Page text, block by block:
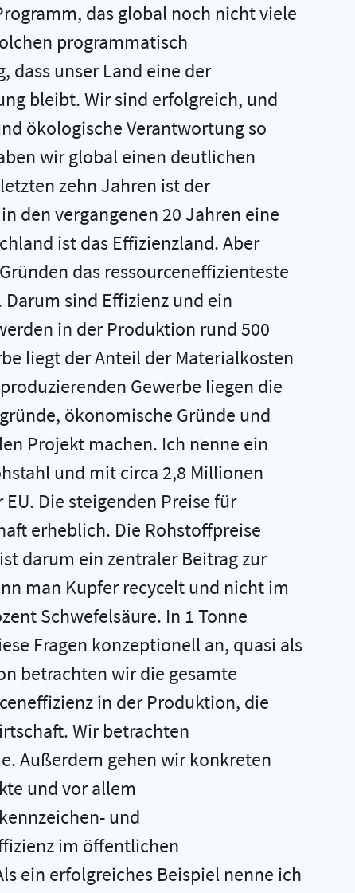
das global noch nicht viele
programmatisch
dass unser Land eine der
bleibt. Wir sind erfolgreich, und
ökologische Verantwortung so
wir global einen deutlichen
zehn Jahren ist der
den vergangenen 20 Jahren eine
ist das Effizienzland. Aber
das ressourceneffizienteste
sind Effizienz und ein
in der Produktion rund 500
liegt der Anteil der Materialkosten
Gewerbe liegen die
ökonomische Gründe und
Projekt machen. Ich nenne ein
und mit circa 2,8 Millionen
Die steigenden Preise für
erheblich. Die Rohstoffpreise
darum ein zentraler Beitrag zur
man Kupfer recycelt und nicht im
Schwefelsäure. In 1 Tonne
Fragen konzeptionell an, quasi als
betrachten wir die gesamte
in der Produktion, die
Wir betrachten
Außerdem gehen wir konkreten
und vor allem
und
im öffentlichen
ein erfolgreiches Beispiel nenne ich